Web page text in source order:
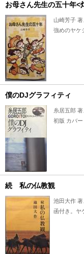
お母さん先生の五十年<
山崎芳子
強めのヤケ
僕のDJグラフィティ
糸居五郎
初版 カバ
続 私の仏教観
池田大作
函付き。ヤ